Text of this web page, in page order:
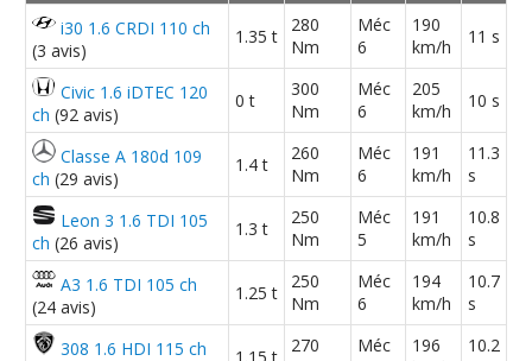
i30 1.6 CRDI 110 ch
(3 avis)
1.35 t
280
Nm
Méc
6
190
km/h
11 s
Civic 1.6 iDTEC 120
ch (92 avis)
0 t
300
Nm
Méc
6
205
km/h
10 s
Classe A 180d 109
ch (29 avis)
1.4 t
260
Nm
Méc
6
191
km/h
11.3
s
Leon 3 1.6 TDI 105
ch (26 avis)
1.3 t
250
Nm
Méc
5
191
km/h
10.8
s
A3 1.6 TDI 105 ch
(24 avis)
1.25 t
250
Nm
Méc
6
194
km/h
10.7
s
308 1.6 HDI 115 ch
270
Méc
196
10.2